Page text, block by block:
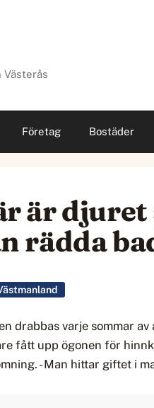
Västerås
Företag Bostäder
är djuret
rädda
drabbas varje sommar
fått upp ögonen för
- Man hittar giftet i